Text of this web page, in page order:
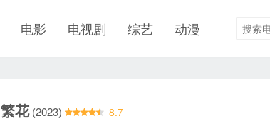
电影 电视剧 综艺 动漫
繁花 (2023)
8.7